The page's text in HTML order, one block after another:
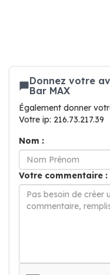
Donnez votre
Bar MAX
Également donner
Votre ip: 216.73.217.39
Nom :
Votre commentaire :